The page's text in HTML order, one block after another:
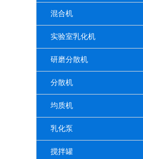
混合机
实验室乳化机
研磨分散机
分散机
均质机
乳化泵
搅拌罐